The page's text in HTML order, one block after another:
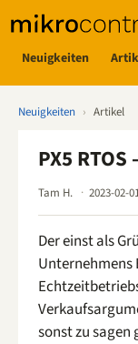
Neuigkeiten
Neuigkeiten › Artikel
PX5
Tam H. 2023-02-
Der einst als
Unternehmens
sonst zu sagen